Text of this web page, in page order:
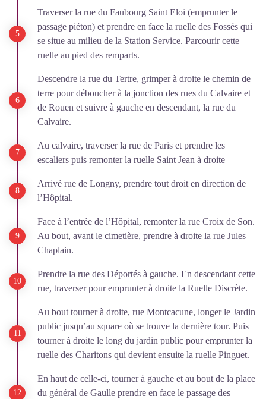
Traverser la rue du Faubourg Saint Eloi (emprunter le
passage piéton) et prendre en face la ruelle des Fossés qui
se situe au milieu de la Station Service. Parcourir cette
ruelle au pied des remparts.
Descendre la rue du Tertre, grimper à droite le chemin de
terre pour déboucher à la jonction des rues du Calvaire et
de Rouen et suivre à gauche en descendant, la rue du
Calvaire.
Au calvaire, traverser la rue de Paris et prendre les
escaliers puis remonter la ruelle Saint Jean à droite
Arrivé rue de Longny, prendre tout droit en direction de
l’Hôpital.
Face à l’entrée de l’Hôpital, remonter la rue Croix de Son.
Au bout, avant le cimetière, prendre à droite la rue Jules
Chaplain.
Prendre la rue des Déportés à gauche. En descendant cette
rue, traverser pour emprunter à droite la Ruelle Discrète.
Au bout tourner à droite, rue Montcacune, longer le Jardin
public jusqu’au square où se trouve la dernière tour. Puis
tourner à droite le long du jardin public pour emprunter la
ruelle des Charitons qui devient ensuite la ruelle Pinguet.
En haut de celle-ci, tourner à gauche et au bout de la place
du général de Gaulle prendre en face le passage des